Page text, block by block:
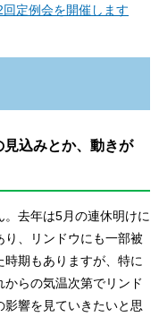
定例会を開催します
込みとか、動きが
去年は5月の連休明けに
、リンドウにも一部被
期もありますが、特に
らの気温次第でリンド
響を見ていきたいと思